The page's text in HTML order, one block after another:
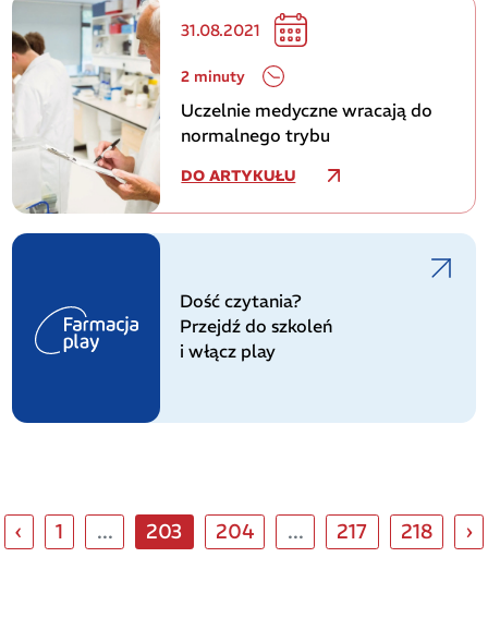
31.08.2021
2 minuty
Uczelnie medyczne wracają do
normalnego trybu
DO ARTYKUŁU
Dość czytania?
Przejdź do szkoleń
i włącz play
‹ 1 ... 203 204 ... 217 218 ›